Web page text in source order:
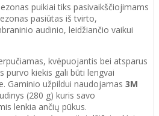
puikiai tiks pasivaikščiojimams
pasiūtas iš tvirto,
audinio, leidžiančio vaikui
kvėpuojantis bei atsparus
purvo kiekis gali būti lengvai
Gaminio užpildui naudojamas 3M
(280 g) kuris savo
lenkia ančių pūkus.